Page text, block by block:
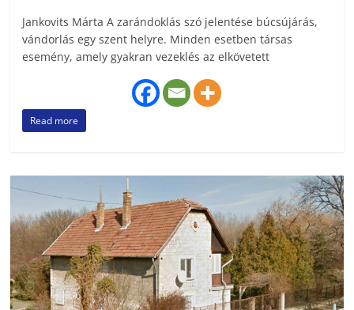
Jankovits Márta A zarándoklás szó jelentése búcsújárás,
vándorlás egy szent helyre. Minden esetben társas
esemény, amely gyakran vezeklés az elkövetett
Read more